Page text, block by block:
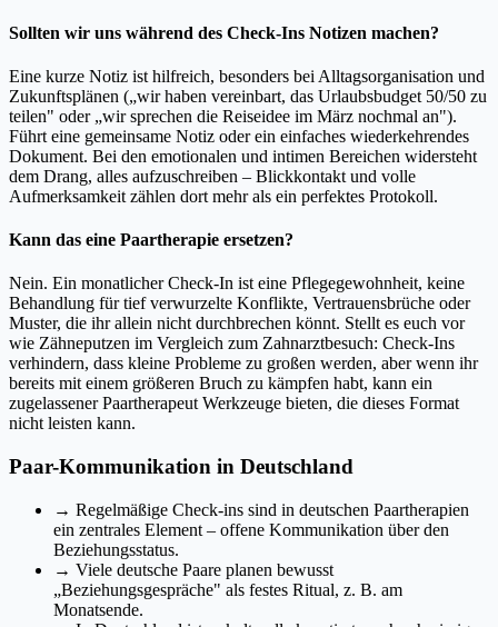
Sollten wir uns während des Check-Ins Notizen machen?
Eine kurze Notiz ist hilfreich, besonders bei Alltagsorganisation und
Zukunftsplänen („wir haben vereinbart, das Urlaubsbudget 50/50 zu
teilen" oder „wir sprechen die Reiseidee im März nochmal an").
Führt eine gemeinsame Notiz oder ein einfaches wiederkehrendes
Dokument. Bei den emotionalen und intimen Bereichen widersteht
dem Drang, alles aufzuschreiben – Blickkontakt und volle
Aufmerksamkeit zählen dort mehr als ein perfektes Protokoll.
Kann das eine Paartherapie ersetzen?
Nein. Ein monatlicher Check-In ist eine Pflegegewohnheit, keine
Behandlung für tief verwurzelte Konflikte, Vertrauensbrüche oder
Muster, die ihr allein nicht durchbrechen könnt. Stellt es euch vor
wie Zähneputzen im Vergleich zum Zahnarztbesuch: Check-Ins
verhindern, dass kleine Probleme zu großen werden, aber wenn ihr
bereits mit einem größeren Bruch zu kämpfen habt, kann ein
zugelassener Paartherapeut Werkzeuge bieten, die dieses Format
nicht leisten kann.
Paar-Kommunikation in Deutschland
→ Regelmäßige Check-ins sind in deutschen Paartherapien
ein zentrales Element – offene Kommunikation über den
Beziehungsstatus.
→ Viele deutsche Paare planen bewusst
„Beziehungsgespräche" als festes Ritual, z. B. am
Monatsende.